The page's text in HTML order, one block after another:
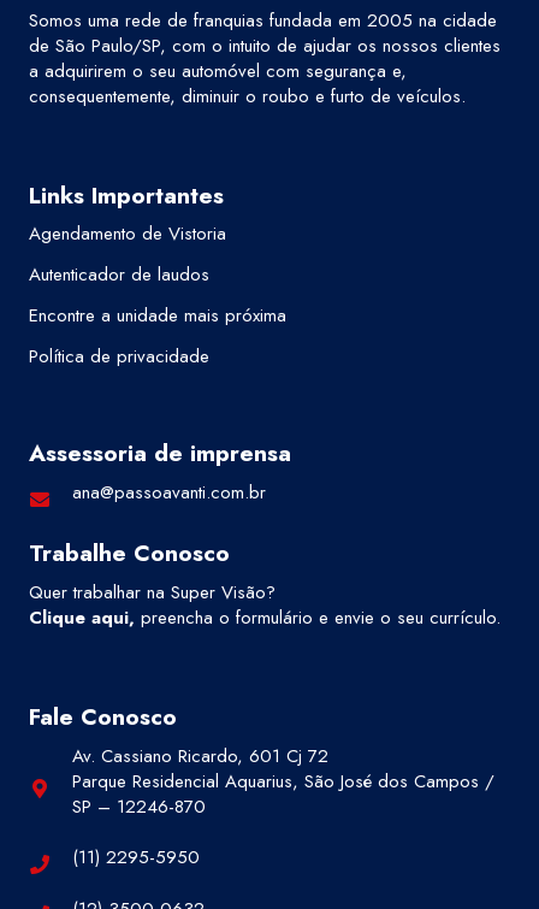
Somos uma rede de franquias fundada em 2005 na cidade
de São Paulo/SP, com o intuito de ajudar os nossos clientes
a adquirirem o seu automóvel com segurança e,
consequentemente, diminuir o roubo e furto de veículos.
Links Importantes
Agendamento de Vistoria
Autenticador de laudos
Encontre a unidade mais próxima
Política de privacidade
Assessoria de imprensa
ana@passoavanti.com.br
Trabalhe Conosco
Quer trabalhar na Super Visão?
Clique aqui, preencha o formulário e envie o seu currículo.
Fale Conosco
Av. Cassiano Ricardo, 601 Cj 72
Parque Residencial Aquarius, São José dos Campos /
SP – 12246-870
(11) 2295-5950